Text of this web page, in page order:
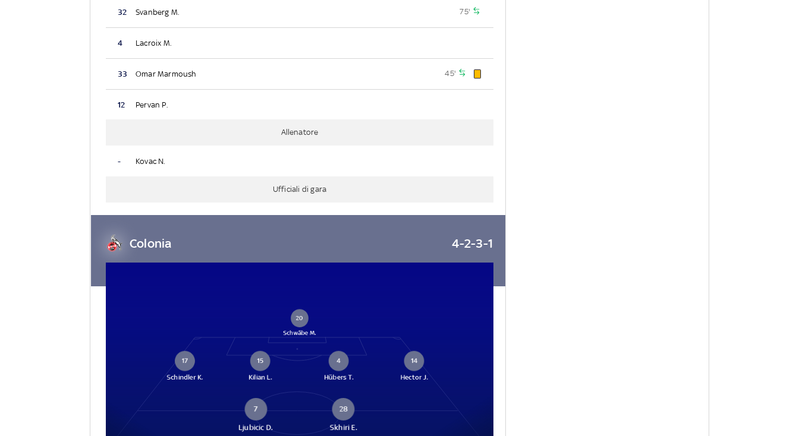
32 Svanberg M. 75'
4 Lacroix M.
33 Omar Marmoush 45'
12 Pervan P.
Allenatore
- Kovac N.
Ufficiali di gara
Colonia 4-2-3-1
20
Schwäbe M.
17
Schindler K.
15
Kilian L.
4
Hübers T.
14
Hector J.
7
Ljubicic D.
28
Skhiri E.